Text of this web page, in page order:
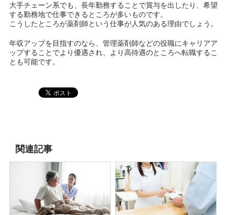
大手チェーン系でも、長年勤務することで賞与を出したり、希望
する勤務地で仕事できるところが多いものです。
こうしたところが薬剤師という仕事が人気のある理由でしょう。
年収アップを目指すのなら、管理薬剤師などの役職にキャリアア
ップすることでより優遇され、より高待遇のところへ転職するこ
とも可能です。
関連記事